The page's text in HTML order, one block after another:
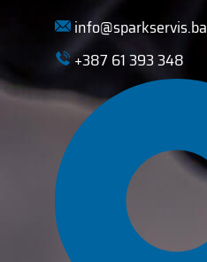
info@sparkservis.ba
+387 61 393 348